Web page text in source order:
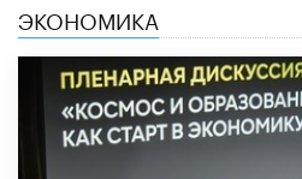
ЭКОНОМИКА